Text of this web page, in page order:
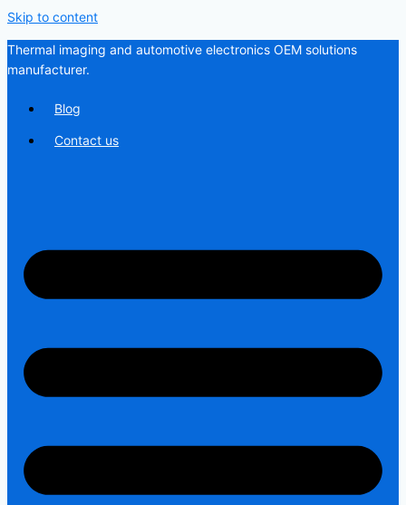
Skip to content
Thermal imaging and automotive electronics OEM solutions
manufacturer.
Blog
Contact us